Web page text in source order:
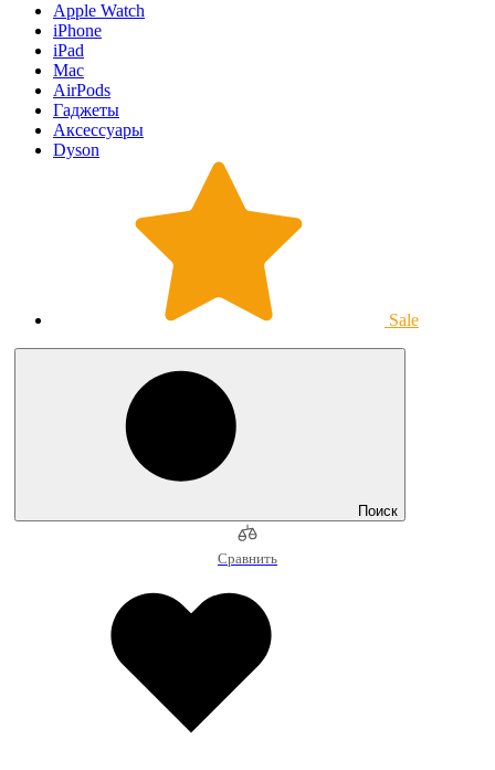
Apple Watch
iPhone
iPad
Mac
AirPods
Гаджеты
Аксессуары
Dyson
Sale
Поиск
Сравнить